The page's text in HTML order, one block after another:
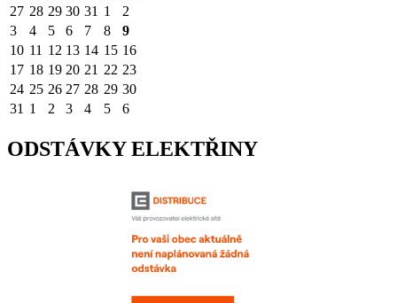
27 28 29 30 31 1
2
3
4 5 6 7 8
9
10 11 12 13 14 15 16
17 18 19 20 21 22 23
24 25 26 27 28 29 30
31 1 2 3 4 5 6
ODSTÁVKY ELEKTŘINY